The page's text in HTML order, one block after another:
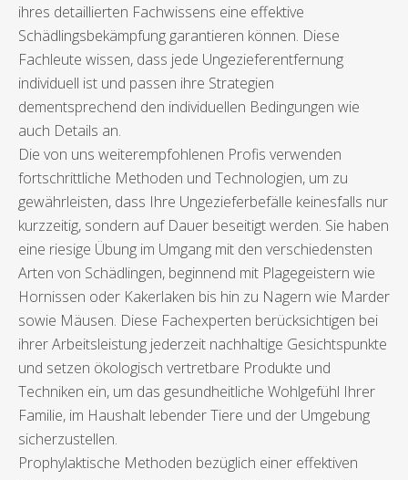
ihres detaillierten Fachwissens eine effektive
Schädlingsbekämpfung garantieren können. Diese
Fachleute wissen, dass jede Ungezieferentfernung
individuell ist und passen ihre Strategien
dementsprechend den individuellen Bedingungen wie
auch Details an.
Die von uns weiterempfohlenen Profis verwenden
fortschrittliche Methoden und Technologien, um zu
gewährleisten, dass Ihre Ungezieferbefälle keinesfalls nur
kurzzeitig, sondern auf Dauer beseitigt werden. Sie haben
eine riesige Übung im Umgang mit den verschiedensten
Arten von Schädlingen, beginnend mit Plagegeistern wie
Hornissen oder Kakerlaken bis hin zu Nagern wie Marder
sowie Mäusen. Diese Fachexperten berücksichtigen bei
ihrer Arbeitsleistung jederzeit nachhaltige Gesichtspunkte
und setzen ökologisch vertretbare Produkte und
Techniken ein, um das gesundheitliche Wohlgefühl Ihrer
Familie, im Haushalt lebender Tiere und der Umgebung
sicherzustellen.
Prophylaktische Methoden bezüglich einer effektiven